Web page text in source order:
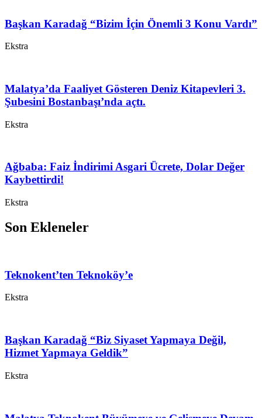
Başkan Karadağ “Bizim İçin Önemli 3 Konu Vardı”
Ekstra
Malatya’da Faaliyet Gösteren Deniz Kitapevleri 3.
Şubesini Bostanbaşı’nda açtı.
Ekstra
Ağbaba: Faiz İndirimi Asgari Ücrete, Dolar Değer
Kaybettirdi!
Ekstra
Son Ekleneler
Teknokent’ten Teknoköy’e
Ekstra
Başkan Karadağ “Biz Siyaset Yapmaya Değil,
Hizmet Yapmaya Geldik”
Ekstra